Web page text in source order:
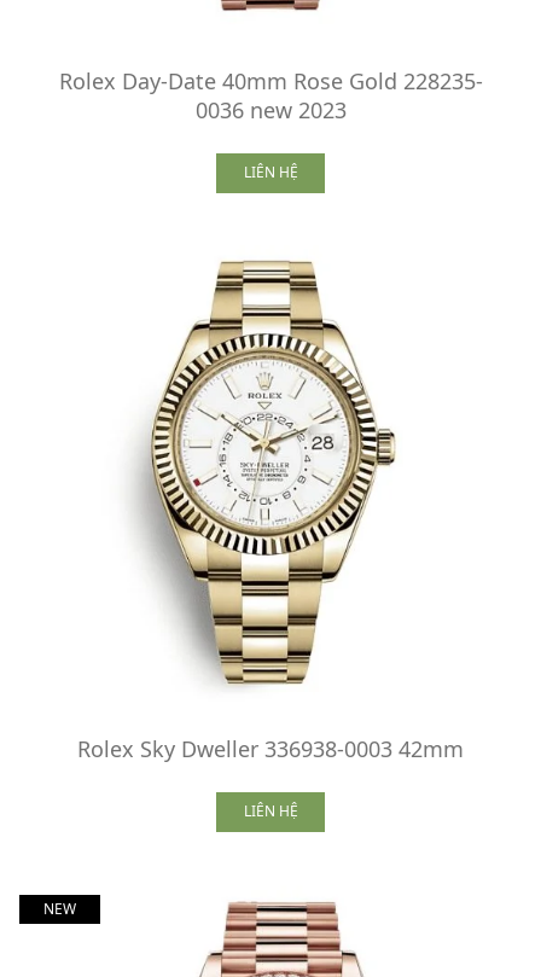
Rolex Day-Date 40mm Rose Gold 228235-
0036 new 2023
LIÊN HỆ
Rolex Sky Dweller 336938-0003 42mm
LIÊN HỆ
NEW